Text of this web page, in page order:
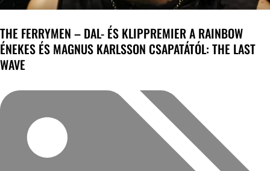
THE FERRYMEN – DAL- ÉS KLIPPREMIER A RAINBOW
ÉNEKES ÉS MAGNUS KARLSSON CSAPATÁTÓL: THE LAST
WAVE